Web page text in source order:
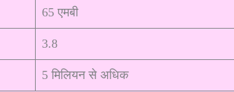
65 एमबी
3.8
5 मिलियन से अधिक